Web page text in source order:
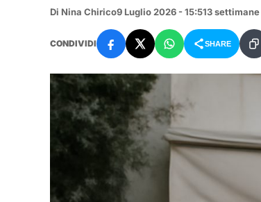
Di Nina Chirico9 Luglio 2026 - 15:513 settimane
CONDIVIDI SHARE